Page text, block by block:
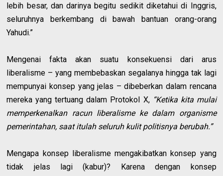
lebih besar, dan darinya begitu sedikit diketahui di Inggris,
seluruhnya berkembang di bawah bantuan orang-orang
Yahudi.”
Mengenai fakta akan suatu konsekuensi dari arus
liberalisme – yang membebaskan segalanya hingga tak lagi
mempunyai konsep yang jelas – dibeberkan dalam rencana
mereka yang tertuang dalam Protokol X, “Ketika kita mulai
memperkenalkan racun liberalisme ke dalam organisme
pemerintahan, saat itulah seluruh kulit politisnya berubah.”
Mengapa konsep liberalisme mengakibatkan konsep yang
tidak jelas lagi (kabur)? Karena dengan konsep